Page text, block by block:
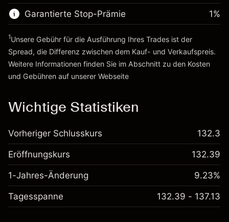
Zur Plattform
~$20,000.00
Geld aus Hebelwirkung ~ $
Zur Plattform
Garantierte Stop-Prämie 1%
1Unsere Gebühr für die Ausführung Ihres Trades ist der
Spread, die Differenz zwischen dem Kauf- und Verkaufspreis.
Weitere Informationen finden Sie im Abschnitt zu den Kosten
und Gebühren auf unserer Webseite
Wichtige Statistiken
Vorheriger Schlusskurs 132.3
Eröffnungskurs 132.39
1-Jahres-Änderung 9.23%
Tagesspanne 132.39 - 137.13